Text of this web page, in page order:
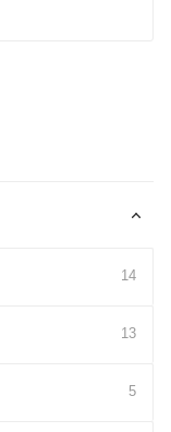
14
13
5